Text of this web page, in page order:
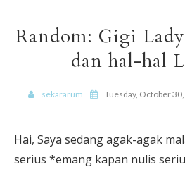
Random: Gigi
dan hal-hal
sekararum Tuesday, October
Hai, Saya sedang agak-agak
serius *emang kapan nulis